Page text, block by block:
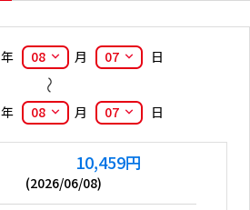
年 08 月 07 日
年 08 月 07 日
10,459円
(2026/06/08)